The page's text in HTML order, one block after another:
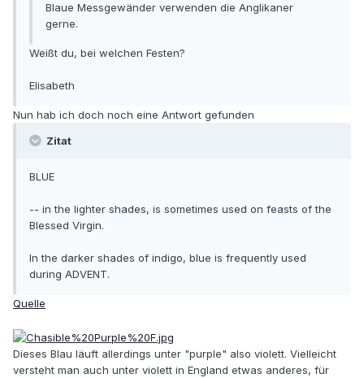
Blaue Messgewänder verwenden die Anglikaner
gerne.
Weißt du, bei welchen Festen?
Elisabeth
Nun hab ich doch noch eine Antwort gefunden
Zitat
BLUE
-- in the lighter shades, is sometimes used on feasts of the
Blessed Virgin.
In the darker shades of indigo, blue is frequently used
during ADVENT.
Quelle
Dieses Blau läuft allerdings unter "purple" also violett. Vielleicht
versteht man auch unter violett in England etwas anderes, für